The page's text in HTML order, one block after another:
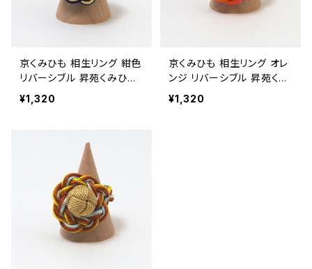
京くみひも 相生リング 紺色
リバーシブル 昇苑くみひも
【京都】【指輪】【組紐アクセ
サリー】【京くみひも】【ギフト
¥1,320
京くみひも 相生リング オレ
ンジ リバーシブル 昇苑くみ
ひも【京都】【指輪】【組紐ア
クセサリー】【京くみひも】
¥1,320